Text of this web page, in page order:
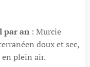
par an : Murcie
doux et sec,
plein air.